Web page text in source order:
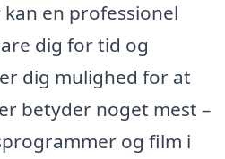
en professionel
dig for tid og
dig mulighed for at
betyder noget mest –
og film i